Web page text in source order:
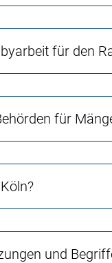
für den
für
und